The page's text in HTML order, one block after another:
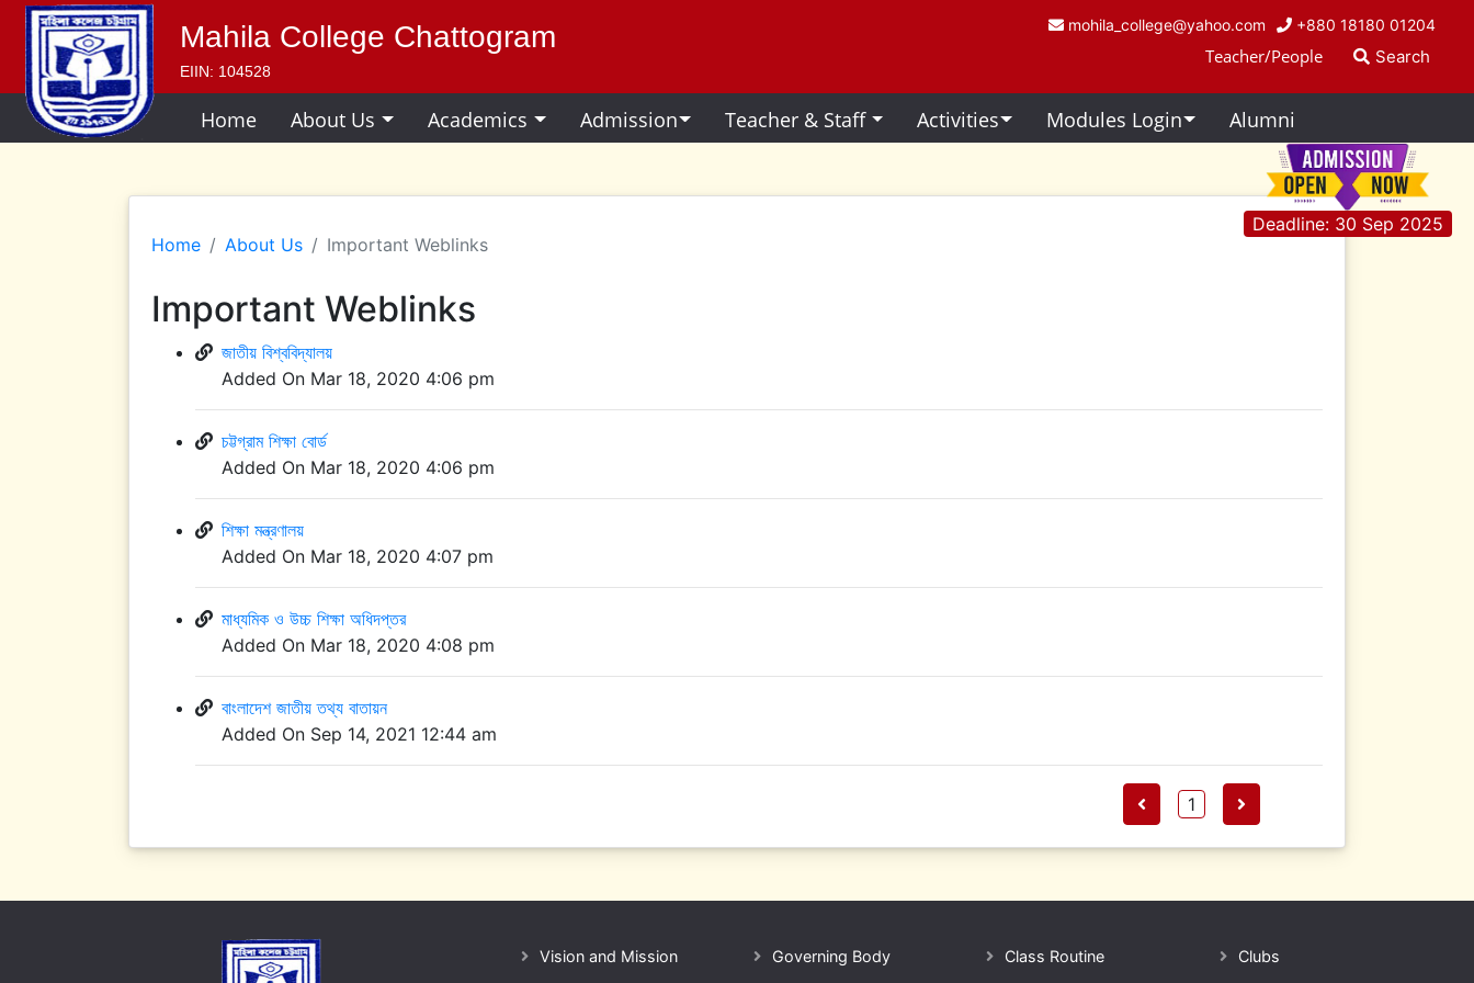
Mahila College Chattogram
EIIN: 104528
mohila_college@yahoo.com +880 18180 01204
Teacher/People Search
Home About Us Academics Admission Teacher & Staff Activities Modules Login Alumni
Deadline: 30 Sep 2025
Home
About Us Important Weblinks
Important Weblinks
জাতীয় বিশ্ববিদ্যালয়
Added On Mar 18, 2020 4:06 pm
চট্টগ্রাম শিক্ষা বোর্ড
Added On Mar 18, 2020 4:06 pm
শিক্ষা মন্ত্রণালয়
Added On Mar 18, 2020 4:07 pm
মাধ্যমিক ও উচ্চ শিক্ষা অধিদপ্তর
Added On Mar 18, 2020 4:08 pm
বাংলাদেশ জাতীয় তথ্য বাতায়ন
Added On Sep 14, 2021 12:44 am
1
Vision and Mission
Governing Body
Class Routine
Clubs